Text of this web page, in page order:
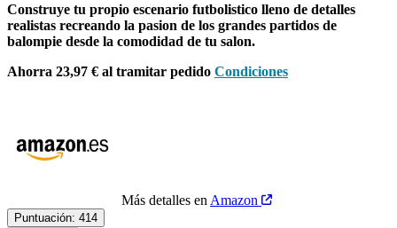
Construye tu propio escenario futbolistico lleno de detalles
realistas recreando la pasion de los grandes partidos de
balompie desde la comodidad de tu salon.
Ahorra 23,97 € al tramitar pedido Condiciones
Más detalles en Amazon
Puntuación: 414